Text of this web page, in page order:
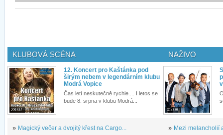
KLUBOVÁ SCÉNA
28.07.
12. Koncert pro Kaštánka pod
širým nebem v legendárním klubu
Modrá Vopice
Čas letí neskutečně rychle.... I letos se
bude 8. srpna v klubu Modrá...
» Magický večer a dvojitý křest na Cargo...
NAŽIVO
05.08.
» Mezi melancholií